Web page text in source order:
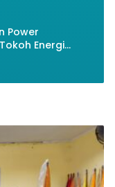
Power
Energi